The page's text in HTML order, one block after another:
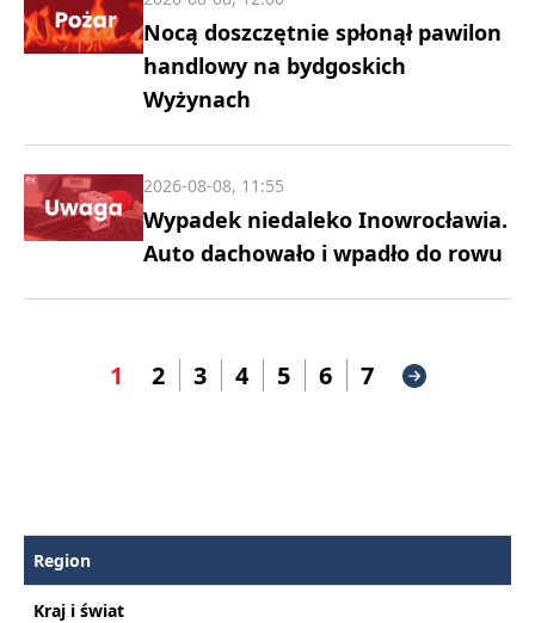
Nocą doszczętnie spłonął pawilon
handlowy na bydgoskich
Wyżynach
Wypadek niedaleko Inowrocławia.
Auto dachowało i wpadło do rowu
2026-08-08, 11:55
1 2 3 4 5 6 7
Region
Kraj i świat